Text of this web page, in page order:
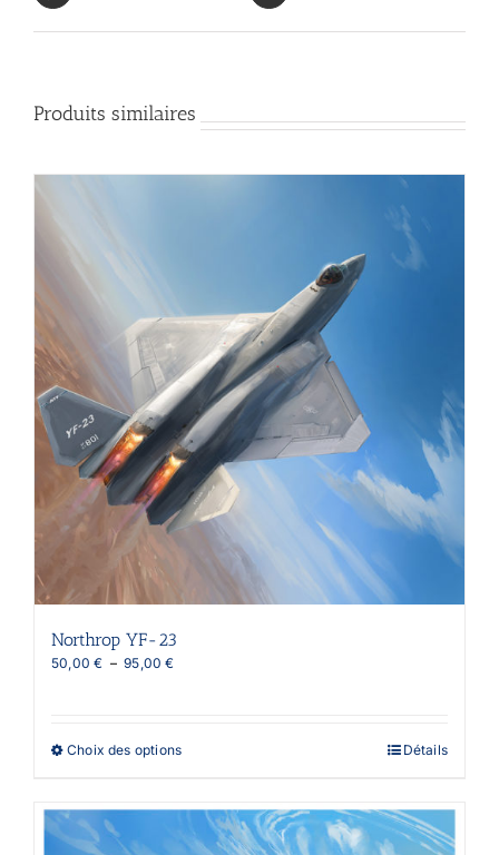
Produits similaires
Northrop YF-23
50,00€ – 95,00€Plage
Choix des optionsCe
plusieurs
variations.
Les
Détails